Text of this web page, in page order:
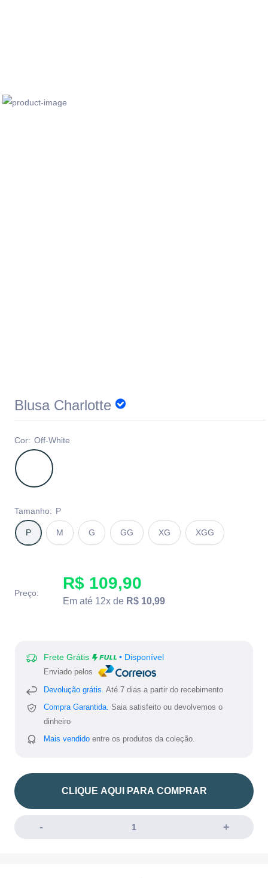
Blusa Charlotte
Cor: Off-White
Tamanho: P
P M G GG XG XGG
Preço:
R$ 109,90
Em até 12x de R$ 10,99
Frete Grátis • Disponível
Enviado pelos
Devolução grátis. Até 7 dias a partir do recebimento
Compra Garantida. Saia satisfeito ou devolvemos o
dinheiro
Mais vendido entre os produtos da coleção.
CLIQUE AQUI PARA COMPRAR